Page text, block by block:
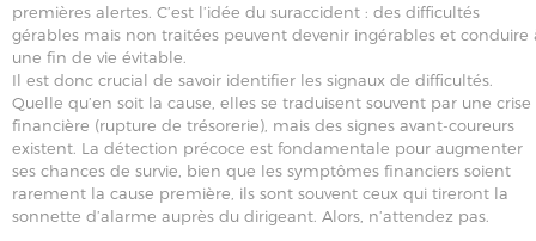
premières alertes. C’est l’idée du suraccident : des difficultés
gérables mais non traitées peuvent devenir ingérables et conduire
une fin de vie évitable.
Il est donc crucial de savoir identifier les signaux de difficultés.
Quelle qu’en soit la cause, elles se traduisent souvent par une crise
financière (rupture de trésorerie), mais des signes avant-coureurs
existent. La détection précoce est fondamentale pour augmenter
ses chances de survie, bien que les symptômes financiers soient
rarement la cause première, ils sont souvent ceux qui tireront la
sonnette d’alarme auprès du dirigeant. Alors, n’attendez pas.